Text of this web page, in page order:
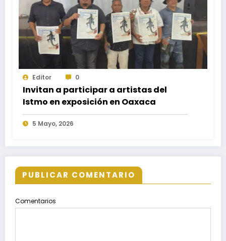
Editor 0
Invitan a participar a artistas del
Istmo en exposición en Oaxaca
5 Mayo, 2026
PUBLICAR COMENTARIO
Comentarios